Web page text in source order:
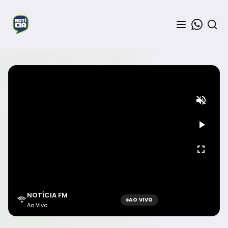
NOTÍCIA FM
Ao Vivo
AO VIVO